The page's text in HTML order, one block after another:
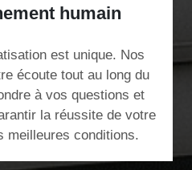
humain
est unique. Nos
écoute tout au long du
à vos questions et
la réussite de votre
meilleures conditions.